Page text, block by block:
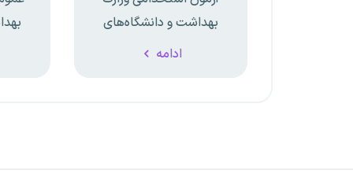
بهداشت و دانشگاه‌های
علوم پزشکی
ادامه